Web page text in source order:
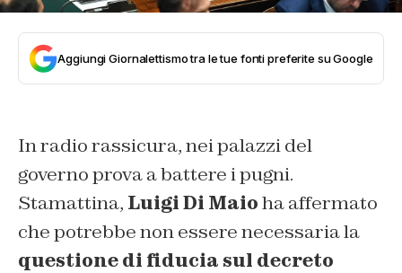
Aggiungi Giornalettismo tra le tue fonti preferite su Google
In radio rassicura, nei palazzi del
governo prova a battere i pugni.
Stamattina, Luigi Di Maioha affermato
che potrebbe non essere necessaria la
questione di fiducia sul decreto